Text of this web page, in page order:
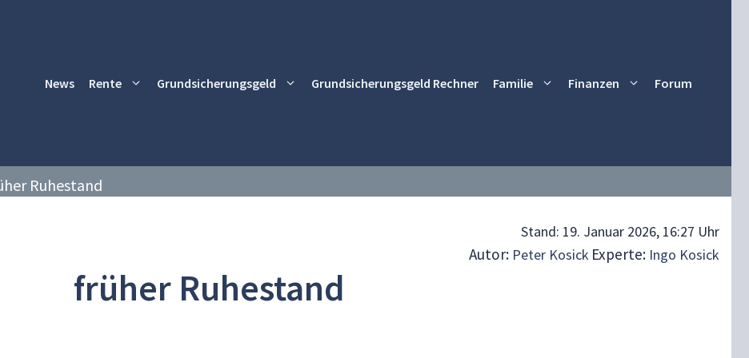
News Rente Grundsicherungsgeld Grundsicherungsgeld Rechner Familie Finanzen Forum
Ruhestand
Stand: 19. Januar 2026, 16:27 Uhr
Autor: Peter Kosick Experte: Ingo Kosick
früher Ruhestand